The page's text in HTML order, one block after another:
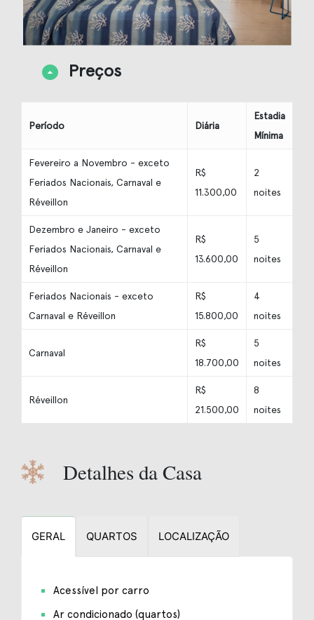
Preços
Período Diária
Estadia
Mínima
Fevereiro a Novembro - exceto
Feriados Nacionais, Carnaval e
Réveillon
R$
11.300,00
2
noites
Dezembro e Janeiro - exceto
Feriados Nacionais, Carnaval e
Réveillon
R$
13.600,00
5
noites
Feriados Nacionais - exceto
Carnaval e Réveillon
R$
15.800,00
4
noites
Carnaval
R$
18.700,00
5
noites
Réveillon
R$
21.500,00
8
noites
Detalhes da Casa
GERAL QUARTOS LOCALIZAÇÃO
Acessível por carro
Ar condicionado (quartos)